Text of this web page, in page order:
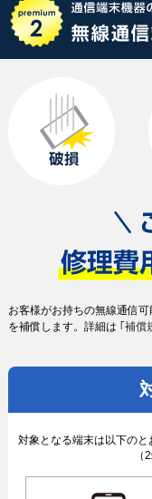
お客様がお持ちの無線通信
を補償します。詳細は ｢補償
対象となる端末は以下の